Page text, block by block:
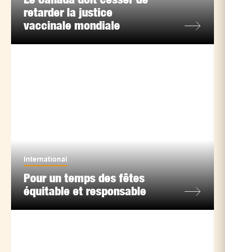
retarder la justice
vaccinale mondiale
International
Pour un temps des fêtes
équitable et responsable